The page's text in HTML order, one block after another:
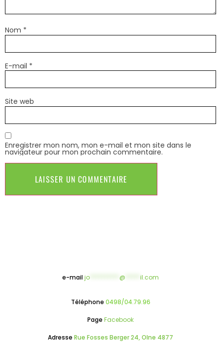
Nom *
E-mail *
Site web
Enregistrer mon nom, mon e-mail et mon site dans le
navigateur pour mon prochain commentaire.
e-mailjo @ il.com
Téléphone 0498/04.79.96
Page Facebook
Adresse Rue Fosses Berger 24, Olne 4877